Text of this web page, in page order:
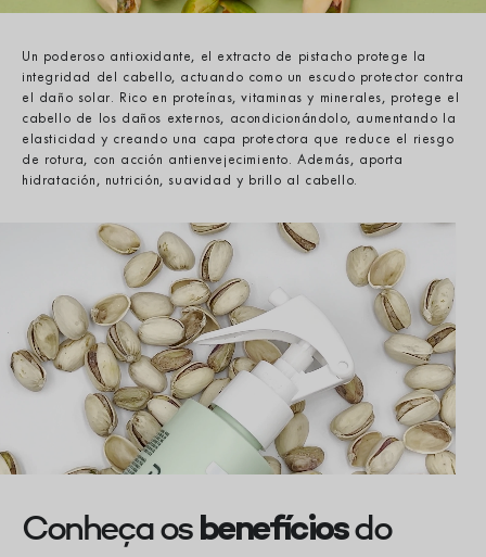
Un poderoso antioxidante, el extracto de pistacho protege la
integridad del cabello, actuando como un escudo protector contra
el daño solar. Rico en proteínas, vitaminas y minerales, protege el
cabello de los daños externos, acondicionándolo, aumentando la
elasticidad y creando una capa protectora que reduce el riesgo
de rotura, con acción antienvejecimiento. Además, aporta
hidratación, nutrición, suavidad y brillo al cabello.
Conheça os benefíciosdo